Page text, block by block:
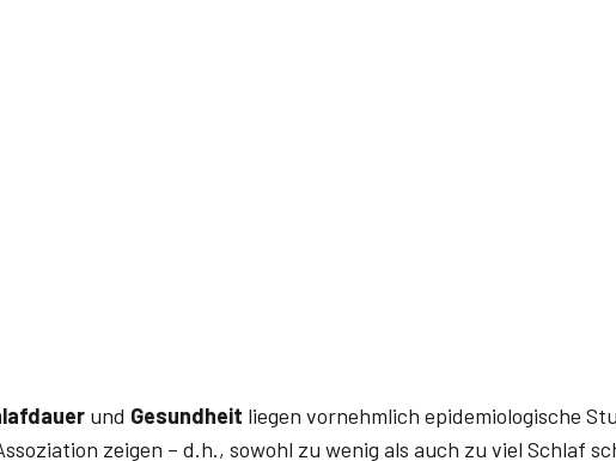
und Gesundheit liegen vornehmlich epidemiologische
zeigen – d.h., sowohl zu wenig als auch zu viel Schlaf